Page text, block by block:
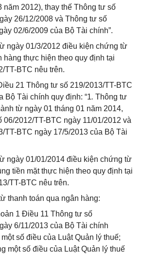
năm 2012), thay thế Thông tư số
26/12/2008 và Thông tư số
02/6/2009 của Bộ Tài chính”.
ngày 01/3/2012 điều kiện chứng từ
hàng thực hiện theo quy định tại
TT-BTC nêu trên.
21 Thông tư số 219/2013/TT-BTC
Bộ Tài chính quy định: “1. Thông tư
từ ngày 01 tháng 01 năm 2014,
06/2012/TT-BTC ngày 11/01/2012 và
TT-BTC ngày 17/5/2013 của Bộ Tài
ngày 01/01/2014 điều kiện chứng từ
tiền mặt thực hiện theo quy định tại
TT-BTC nêu trên.
thanh toán qua ngân hàng:
1 Điều 11 Thông tư số
6/11/2013 của Bộ Tài chính
số điều của Luật Quản lý thuế;
một số điều của Luật Quản lý thuế